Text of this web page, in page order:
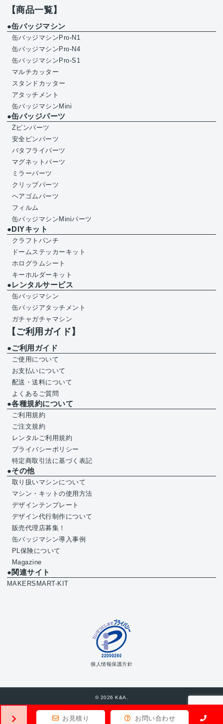
お見積り お問い合わせ
【商品一覧】
●缶バッジマシン
缶バッジマシンPro-N1
缶バッジマシンPro-N4
缶バッジマシンPro-S1
マルチカッター
スタンドカッター
アタッチメント
缶バッジマシンMini
●缶バッジパーツ
Zピンパーツ
安全ピンパーツ
バタフライパーツ
マグネットパーツ
ミラーパーツ
クリップパーツ
ヘアゴムパーツ
フィルム
缶バッジマシンMiniパーツ
●DIYキット
クラフトパンチ
ドームステッカーキット
ホログラムシート
キーホルダーキット
●レンタルサービス
缶バッジマシン
缶バッジアタッチメント
ガチャガチャマシン
【ご利用ガイド】
●ご利用ガイド
ご使用について
お支払いについて
配送・送料について
よくあるご質問
●各種規約について
ご利用規約
ご注文規約
レンタルご利用規約
プライバシーポリシー
特定商取引法に基づく表記
●その他
取り扱いマシンについて
マシン・キットの使用方法
デザインテンプレート
デザイン代行制作について
販売代理店募集！
缶バッジマシン導入事例
PL保険について
Magazine
●関連サイト
MAKERSMART-KIT
個人情報保護方針
© 2026 K&A.